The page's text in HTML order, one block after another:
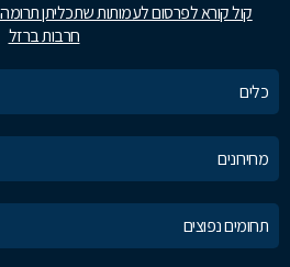
קול קורא לפרסום לעמותות שתכליתן
חרבות ברזל
כלים
מחירונים
תחומים נפוצים